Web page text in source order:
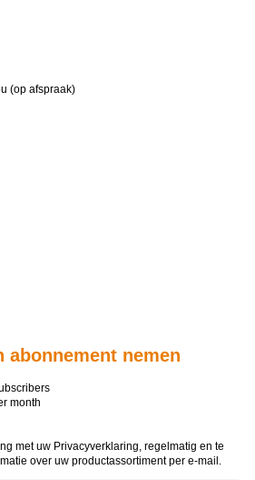
(op afspraak)
abonnement nemen
month
met uw Privacyverklaring, regelmatig en te
over uw productassortiment per e-mail.